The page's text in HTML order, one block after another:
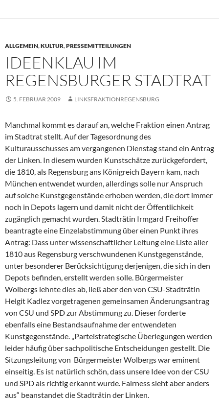
ALLGEMEIN,KULTUR,PRESSEMITTEILUNGEN
IDEENKLAU IM
REGENSBURGER STADTRAT
5. FEBRUAR 2009 LINKSFRAKTIONREGENSBURG
Manchmal kommt es darauf an, welche Fraktion einen Antrag
im Stadtrat stellt. Auf der Tagesordnung des
Kulturausschusses am vergangenen Dienstag stand ein Antrag
der Linken. In diesem wurden Kunstschätze zurückgefordert,
die 1810, als Regensburg ans Königreich Bayern kam, nach
München entwendet wurden, allerdings solle nur Anspruch
auf solche Kunstgegenstände erhoben werden, die dort immer
noch in Depots lagern und damit nicht der Öffentlichkeit
zugänglich gemacht wurden. Stadträtin Irmgard Freihoffer
beantragte eine Einzelabstimmung über einen Punkt ihres
Antrag: Dass unter wissenschaftlicher Leitung eine Liste aller
1810 aus Regensburg verschwundenen Kunstgegenstände,
unter besonderer Berücksichtigung derjenigen, die sich in den
Depots befinden, erstellt werden solle. Bürgermeister
Wolbergs lehnte dies ab, ließ aber den von CSU-Stadträtin
Helgit Kadlez vorgetragenen gemeinsamen Änderungsantrag
von CSU und SPD zur Abstimmung zu. Dieser forderte
ebenfalls eine Bestandsaufnahme der entwendeten
Kunstgegenstände. „Parteistrategische Überlegungen werden
leider häufig über sachpolitische Entscheidungen gestellt. Die
Sitzungsleitung von Bürgermeister Wolbergs war eminent
einseitig. Es ist natürlich schön, dass unsere Idee von der CSU
und SPD als richtig erkannt wurde. Fairness sieht aber anders
aus“ beanstandet die Stadträtin der Linken.